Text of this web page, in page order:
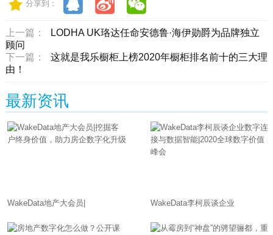
分享到：
上一篇：
LODHA UK珞达任命安德鲁·海伊勋爵为品牌独立
顾问
下一篇：
这就是我乐橱柜上榜2020年橱柜排名前十的三大理
由！
最新资讯
WakeData地产大会员| WakeData李柯辰谈企业